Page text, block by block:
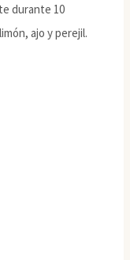
durante 10
ajo y perejil.